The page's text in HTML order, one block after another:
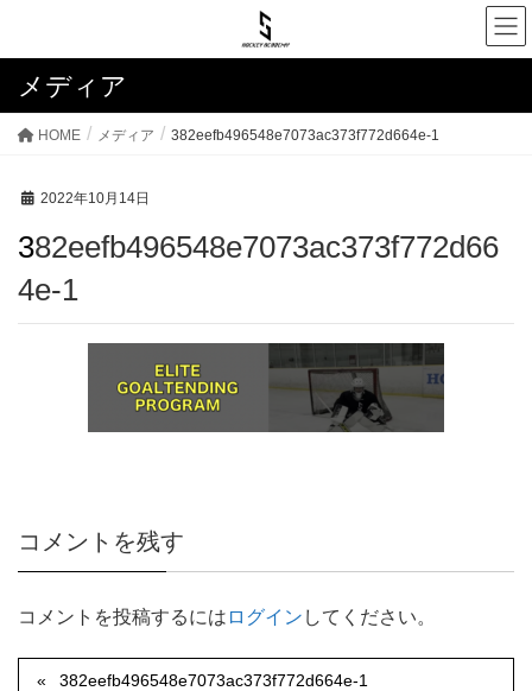
メディア
HOME メディア 382eefb496548e7073ac373f772d664e-1
2022年10月14日
382eefb496548e7073ac373f772d66
4e-1
コメントを残す
コメントを投稿するには ログイン してください。
382eefb496548e7073ac373f772d664e-1